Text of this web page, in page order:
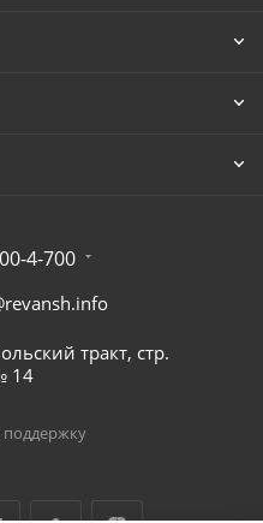
4-700
тракт, стр.
14
поддержку